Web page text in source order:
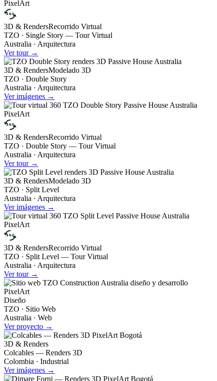
360
3D & RendersRecorrido Virtual
TZO · Single Story — Tour Virtual
Australia · Arquitectura
Ver tour →
3D & RendersModelado 3D
TZO · Double Story
Australia · Arquitectura
Ver imágenes →
360
3D & RendersRecorrido Virtual
TZO · Double Story — Tour Virtual
Australia · Arquitectura
Ver tour →
3D & RendersModelado 3D
TZO · Split Level
Australia · Arquitectura
Ver imágenes →
360
3D & RendersRecorrido Virtual
TZO · Split Level — Tour Virtual
Australia · Arquitectura
Ver tour →
Diseño
TZO · Sitio Web
Australia · Web
Ver proyecto →
3D & Renders
Colcables — Renders 3D
Colombia · Industrial
Ver imágenes →